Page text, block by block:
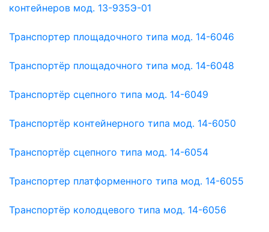
контейнеров мод. 13-935Э-01
Транспортер площадочного типа мод. 14-6046
Транспортёр площадочного типа мод. 14-6048
Транспортёр сцепного типа мод. 14-6049
Транспортёр контейнерного типа мод. 14-6050
Транспортёр сцепного типа мод. 14-6054
Транспортер платформенного типа мод. 14-6055
Транспортёр колодцевого типа мод. 14-6056